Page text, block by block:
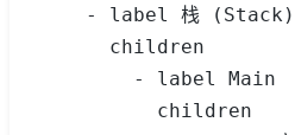
    - label 栈 (Stack)
      children
        - label Main
          children